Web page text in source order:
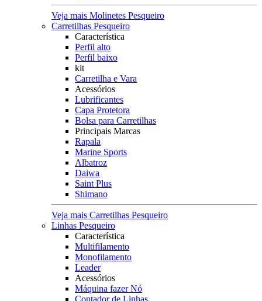
Veja mais Molinetes Pesqueiro
Carretilhas Pesqueiro
Característica
Perfil alto
Perfil baixo
kit
Carretilha e Vara
Acessórios
Lubrificantes
Capa Protetora
Bolsa para Carretilhas
Principais Marcas
Rapala
Marine Sports
Albatroz
Daiwa
Saint Plus
Shimano
Veja mais Carretilhas Pesqueiro
Linhas Pesqueiro
Característica
Multifilamento
Monofilamento
Leader
Acessórios
Máquina fazer Nó
Contador de Linhas